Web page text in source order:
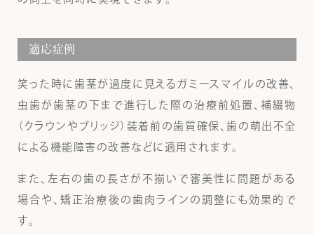
適応症例
笑った時に歯茎が過度に見えるガミースマイルの改善、
虫歯が歯茎の下まで進行した際の治療前処置、補綴物
（クラウンやブリッジ）装着前の歯質確保、歯の萌出不全
による機能障害の改善などに適用されます。
また、左右の歯の長さが不揃いで審美性に問題がある
場合や、矯正治療後の歯肉ラインの調整にも効果的で
す。